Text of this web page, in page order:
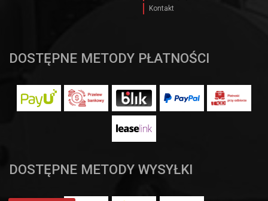
Kontakt
DOSTĘPNE METODY PŁATNOŚCI
DOSTĘPNE METODY WYSYŁKI